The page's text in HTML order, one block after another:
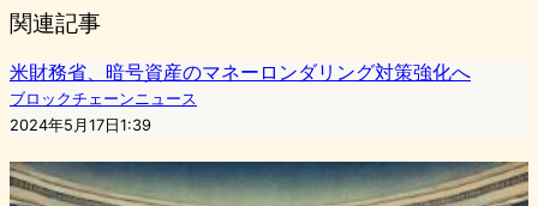
関連記事
米財務省、暗号資産のマネーロンダリング対策強化へ
ブロックチェーンニュース
2024年5月17日1:39